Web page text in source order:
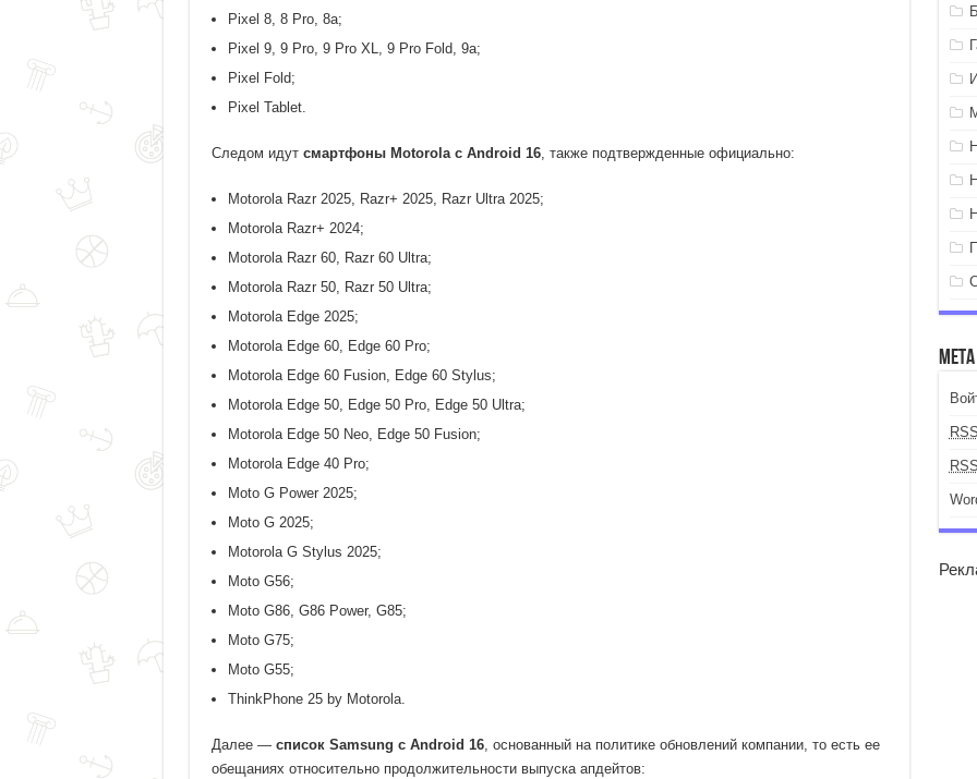
Pixel 8, 8 Pro, 8a;
Pixel 9, 9 Pro, 9 Pro XL, 9 Pro Fold, 9a;
Pixel Fold;
Pixel Tablet.
Следом идут смартфоны Motorola с Android 16, также подтвержденные официально:
Motorola Razr 2025, Razr+ 2025, Razr Ultra 2025;
Motorola Razr+ 2024;
Motorola Razr 60, Razr 60 Ultra;
Motorola Razr 50, Razr 50 Ultra;
Motorola Edge 2025;
Motorola Edge 60, Edge 60 Pro;
Motorola Edge 60 Fusion, Edge 60 Stylus;
Motorola Edge 50, Edge 50 Pro, Edge 50 Ultra;
Motorola Edge 50 Neo, Edge 50 Fusion;
Motorola Edge 40 Pro;
Moto G Power 2025;
Moto G 2025;
Motorola G Stylus 2025;
Moto G56;
Moto G86, G86 Power, G85;
Moto G75;
Moto G55;
ThinkPhone 25 by Motorola.
Далее — список Samsung с Android 16, основанный на политике обновлений компании, то есть ее
обещаниях относительно продолжительности выпуска апдейтов:
Мета
RSS
RSS